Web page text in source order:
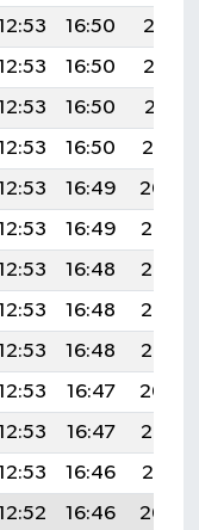
16:50
20:13
16:50
20:12
16:50
20:11
16:50
20:10
16:49
20:09
16:49
20:08
16:48
20:07
16:48
20:06
16:48
20:05
16:47
20:04
16:47
20:02
16:46
20:01
16:46
20:00